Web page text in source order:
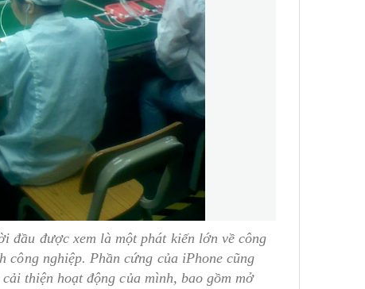
đầu được xem là một phát kiến lớn về công
công nghiệp. Phần cứng của iPhone cũng
thiện hoạt động của mình, bao gồm mở